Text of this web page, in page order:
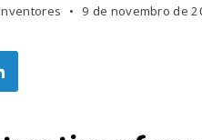
9 de novembro de